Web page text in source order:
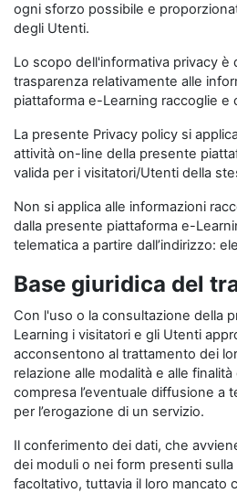
ogni sforzo possibile e
degli Utenti.
Lo scopo dell'informativa privacy è
trasparenza relativamente alle
piattaforma e-Learning raccoglie e
La presente Privacy policy si
attività on-line della presente
valida per i visitatori/Utenti della
Non si applica alle informazioni
dalla presente piattaforma e-
telematica a partire dall’indirizzo:
Base giuridica del
Con l'uso o la consultazione della
Learning i visitatori e gli Utenti
acconsentono al trattamento dei
relazione alle modalità e alle
compresa l’eventuale diffusione a
per l’erogazione di un servizio.
Il conferimento dei dati, che
dei moduli o nei form presenti
facoltativo, tuttavia il loro mancato